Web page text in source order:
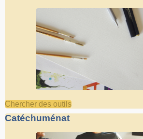
Chercher des outils
Catéchuménat